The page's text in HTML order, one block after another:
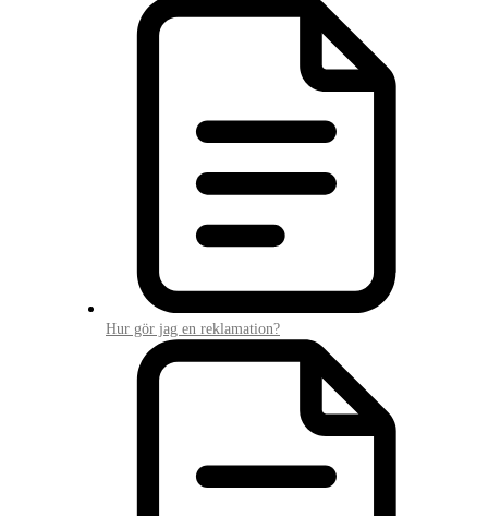
Hur gör jag en reklamation?